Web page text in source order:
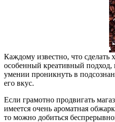
Каждому известно, что сделать
особенный креативный подход,
умении проникнуть в
его вкус.
Если грамотно продвигать
имеется очень ароматная
то можно добиться